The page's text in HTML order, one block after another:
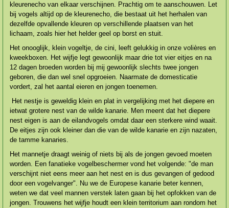
kleurenecho van elkaar verschijnen. Prachtig om te aanschouwen. Let
bij vogels altijd op de kleurenecho, die bestaat uit het herhalen van
dezelfde opvallende kleuren op verschillende plaatsen van het
lichaam, zoals hier het helder geel op borst en stuit.
Het onooglijk, klein vogeltje, de cini, leeft gelukkig in onze volières en
kweekboxen. Het wijfje legt gewoonlijk maar drie tot vier eitjes en na
12 dagen broeden worden bij mij gewoonlijk slechts twee jongen
geboren, die dan wel snel opgroeien. Naarmate de domesticatie
vordert, zal het aantal eieren en jongen toenemen.
Het nestje is geweldig klein en plat in vergelijking met het diepere en
ietwat grotere nest van de wilde kanarie. Men meent dat het diepere
nest eigen is aan de eilandvogels omdat daar een sterkere wind waait.
De eitjes zijn ook kleiner dan die van de wilde kanarie en zijn nazaten,
de tamme kanaries.
Het mannetje draagt weinig of niets bij als de jongen gevoed moeten
worden. Een fanatieke vogelbeschermer vond het volgende: "de man
verschijnt niet eens meer aan het nest en is dus gevangen of gedood
door een vogelvanger". Nu we de Europese kanarie beter kennen,
weten we dat veel mannen verstek laten gaan bij het opfokken van de
jongen. Trouwens het wijfje houdt een klein territorium aan rondom het